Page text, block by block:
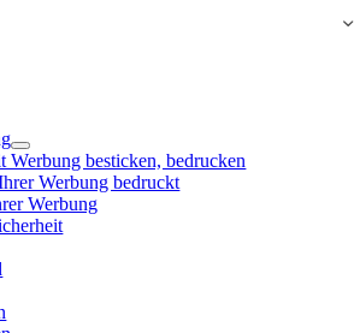
Werbung besticken, bedrucken
Werbung bedruckt
Werbung